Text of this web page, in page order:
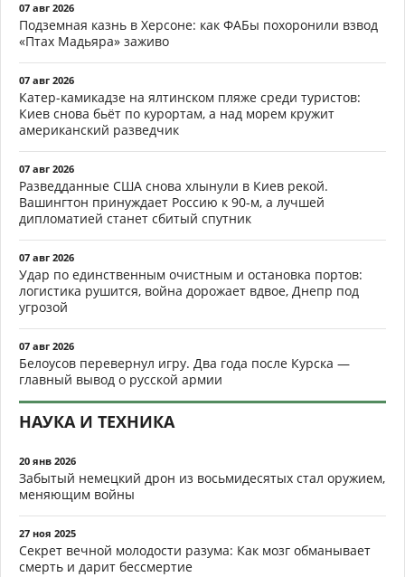
07 авг 2026
Подземная казнь в Херсоне: как ФАБы похоронили взвод
«Птах Мадьяра» заживо
07 авг 2026
Катер-камикадзе на ялтинском пляже среди туристов:
Киев снова бьёт по курортам, а над морем кружит
американский разведчик
07 авг 2026
Разведданные США снова хлынули в Киев рекой.
Вашингтон принуждает Россию к 90-м, а лучшей
дипломатией станет сбитый спутник
07 авг 2026
Удар по единственным очистным и остановка портов:
логистика рушится, война дорожает вдвое, Днепр под
угрозой
07 авг 2026
Белоусов перевернул игру. Два года после Курска —
главный вывод о русской армии
НАУКА И ТЕХНИКА
20 янв 2026
Забытый немецкий дрон из восьмидесятых стал оружием,
меняющим войны
27 ноя 2025
Секрет вечной молодости разума: Как мозг обманывает
смерть и дарит бессмертие